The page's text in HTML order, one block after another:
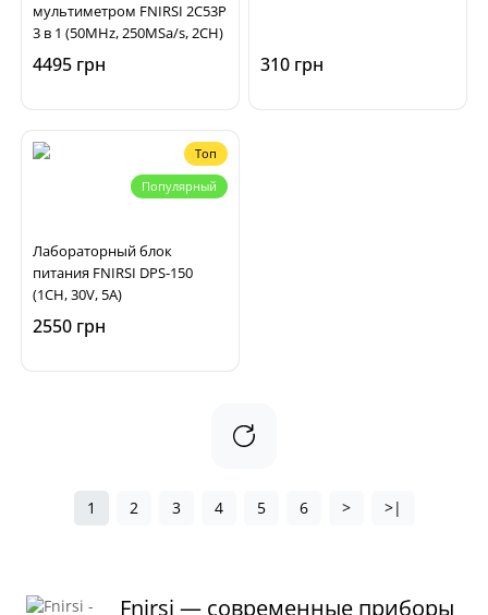
мультиметром FNIRSI 2C53P
3 в 1 (50MHz, 250MSa/s, 2CH)
4495 грн 310 грн
Топ
Популярный
Лабораторный блок
питания FNIRSI DPS-150
(1CH, 30V, 5A)
2550 грн
1 2 3 4 5 6 > >|
Fnirsi — современные приборы